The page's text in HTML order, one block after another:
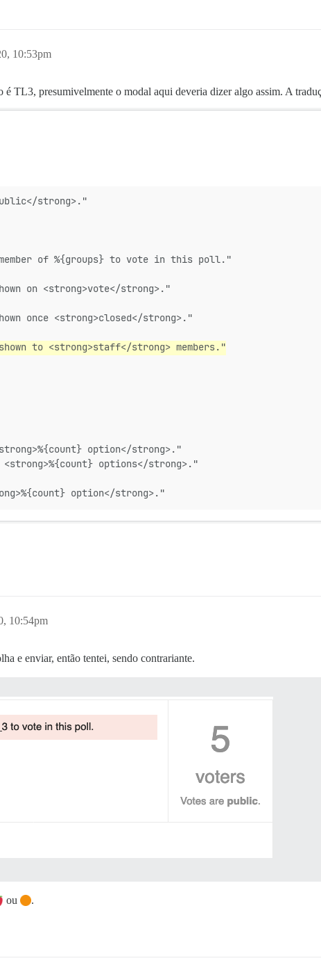
10:53pm
TL3, presumivelmente o modal aqui deveria dizer algo assim. A
strong>."
of %{groups} to vote in this poll."
on <strong>vote</strong>."
once <strong>closed</strong>."
to <strong>staff</strong> members."
option</strong>."
options</strong>."
option</strong>."
10:54pm
e enviar, então tentei, sendo contrariante.
ou .